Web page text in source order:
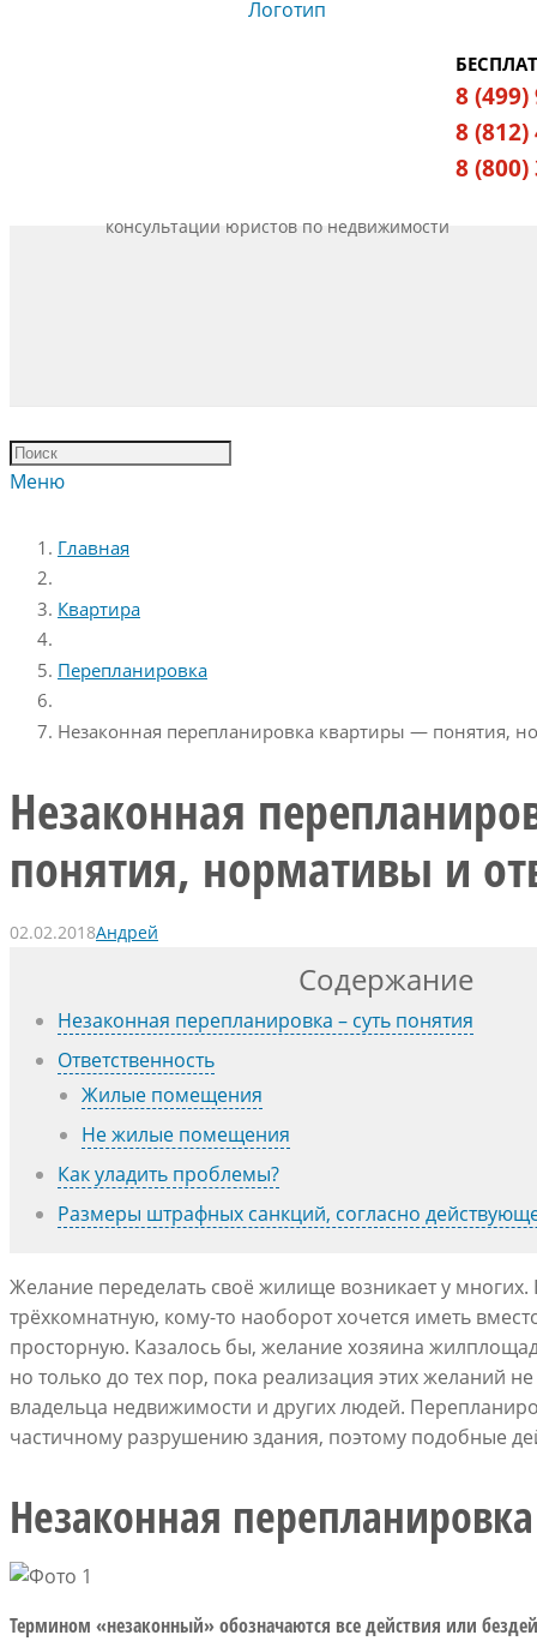
консультации юристов по недвижимости
8 (499)
8 (812)
8 (800)
Меню
Главная
Квартира
Перепланировка
Незаконная перепланировка квартиры — понятия,
Незаконная
понятия, нормативы и
02.02.2018Андрей
Содержание
Незаконная перепланировка – суть понятия
Ответственность
Жилые помещения
Не жилые помещения
Как уладить проблемы?
Размеры штрафных санкций, согласно
Желание переделать своё жилище возникает у многих.
трёхкомнатную, кому-то наоборот хочется иметь
просторную. Казалось бы, желание хозяина
но только до тех пор, пока реализация этих желаний
владельца недвижимости и других людей.
частичному разрушению здания, поэтому подобные
Незаконная
Термином «незаконный» обозначаются все действия или